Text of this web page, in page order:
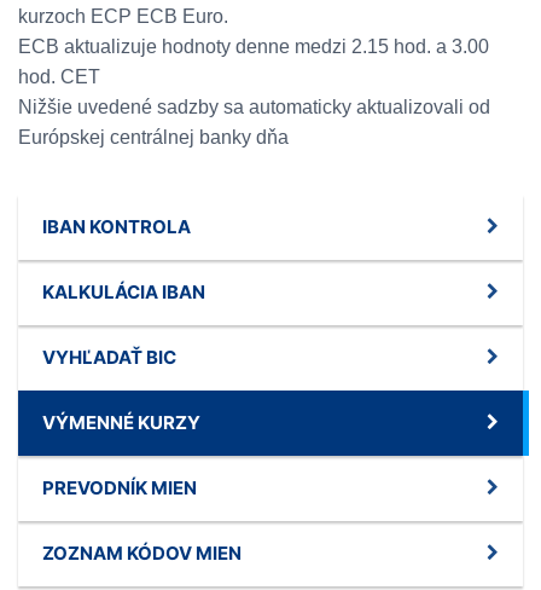
kurzoch ECP ECB Euro.
ECB aktualizuje hodnoty denne medzi 2.15 hod. a 3.00
hod. CET
Nižšie uvedené sadzby sa automaticky aktualizovali od
Európskej centrálnej banky dňa
IBAN KONTROLA
KALKULÁCIA IBAN
VYHĽADAŤ BIC
VÝMENNÉ KURZY
PREVODNÍK MIEN
ZOZNAM KÓDOV MIEN